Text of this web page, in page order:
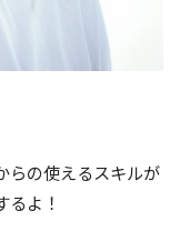
らの使えるスキルが
よ！